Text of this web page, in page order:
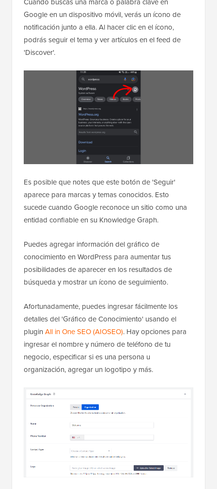
Google en un dispositivo móvil, verás un ícono de
notificación junto a ella. Al hacer clic en el ícono,
podrás seguir el tema y ver artículos en el feed de
'Discover'.
Es posible que notes que este botón de 'Seguir'
aparece para marcas y temas conocidos. Esto
sucede cuando Google reconoce un sitio como una
entidad confiable en su Knowledge Graph.
Puedes agregar información del gráfico de
conocimiento en WordPress para aumentar tus
posibilidades de aparecer en los resultados de
búsqueda y mostrar un ícono de seguimiento.
Afortunadamente, puedes ingresar fácilmente los
detalles del 'Gráfico de Conocimiento' usando el
plugin All in One SEO (AIOSEO). Hay opciones para
ingresar el nombre y número de teléfono de tu
negocio, especificar si es una persona u
organización, agregar un logotipo y más.